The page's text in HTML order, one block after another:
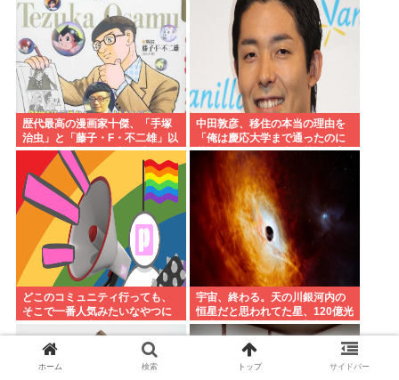
歴代最高の漫画家十傑、「手塚
治虫」と「藤子・F・不二雄」以
外に誰を選んでも異論が出る
www
中田敦彦、移住の本当の理由を
「俺は慶応大学まで通ったのに
英語話せない。日本の英語教育
はおかしい」
どこのコミュニティ行っても、
そこで一番人気みたいなやつに
れるんやがワイが悪いんか？
宇宙、終わる。天の川銀河内の
恒星だと思われてた星、120億光
年先にある太陽の500兆倍明るい
星だと判明。
ホーム 検索 トップ サイドバー